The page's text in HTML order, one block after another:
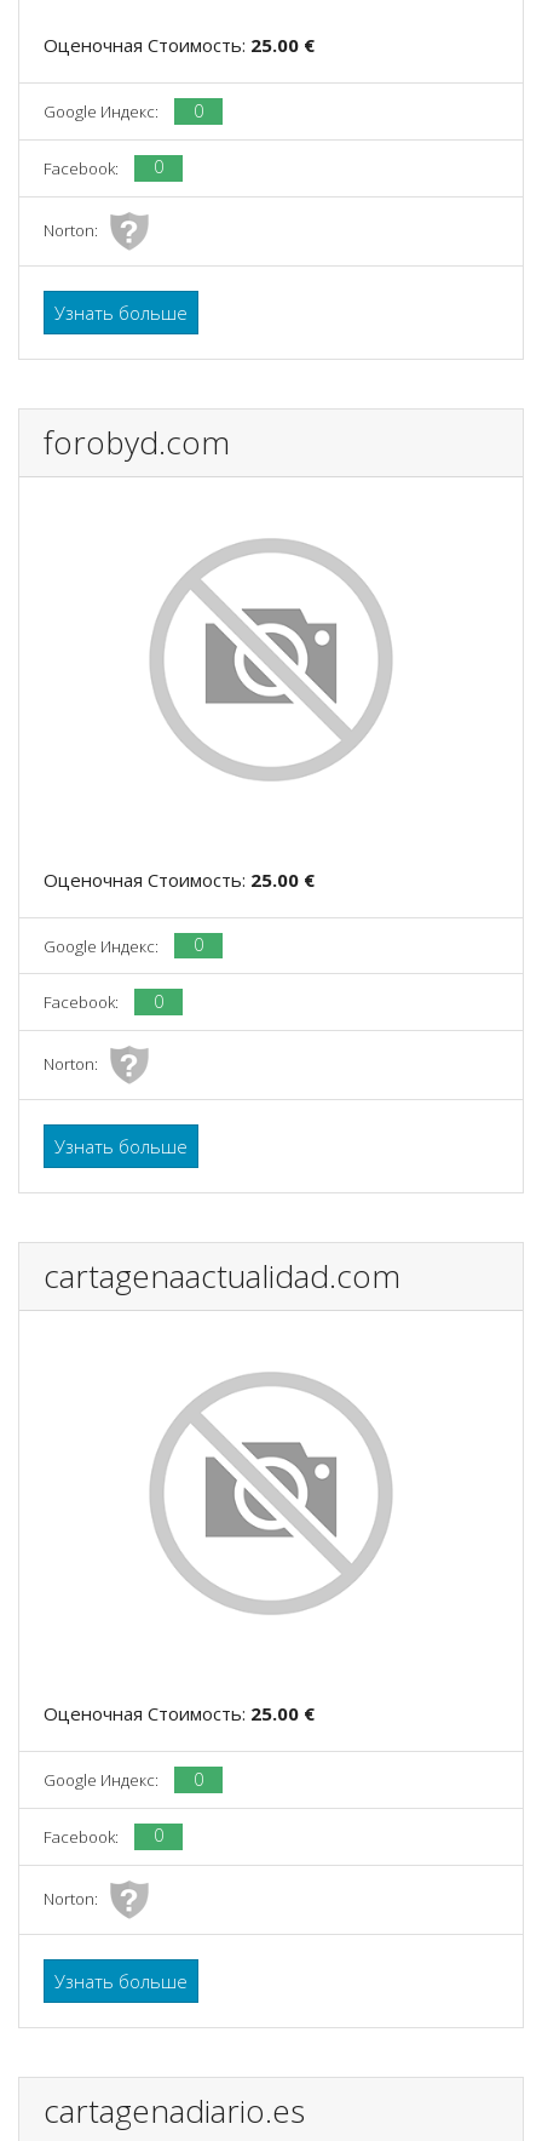
Оценочная Стоимость: 25.00 €
Google Индекс: 0
Facebook: 0
Norton:
Узнать больше
forobyd.com
Оценочная Стоимость: 25.00 €
Google Индекс: 0
Facebook: 0
Norton:
Узнать больше
cartagenaactualidad.com
Оценочная Стоимость: 25.00 €
Google Индекс: 0
Facebook: 0
Norton:
Узнать больше
cartagenadiario.es